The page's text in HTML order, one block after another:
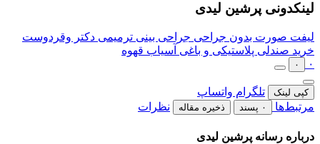
لینکدونی پرشین لیدی
لیفت صورت بدون جراحی جراحی بینی ترمیمی دکتر وقردوست
خرید صندلی پلاستیکی و باغی آسیاب قهوه
۰
۰
کپی لینک تلگرام واتساپ
مرتبط‌ها
۰ پسند ذخیره مقاله نظرات
درباره رسانه پرشین لیدی